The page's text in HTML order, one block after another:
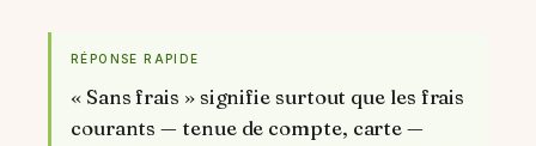
RÉPONSE RAPIDE
« Sans frais » signifie surtout que les frais
courants — tenue de compte, carte —